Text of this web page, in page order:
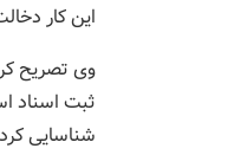
این کار
وی تصریح
ثبت اسناد
شناسایی